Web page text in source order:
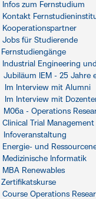
Infos zum Fernstudium
Kontakt
Kooperationspartner
Jobs für Studierende
Fernstudiengänge
Industrial Engineering
Jubiläum IEM - 25 Jahre
Im Interview mit Alumni
Im Interview mit
M06a - Operations
Clinical Trial Management
Infoveranstaltung
Energie- und
Medizinische Informatik
MBA Renewables
Zertifikatskurse
Course Operations